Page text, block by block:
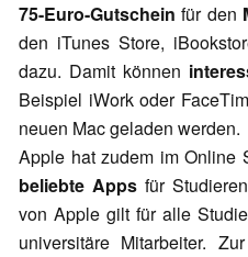
75-Euro-Gutschein für den
den iTunes Store,
dazu. Damit können
Beispiel iWork oder
neuen Mac geladen werden.
Apple hat zudem im Online
beliebte Apps für
von Apple gilt für alle
universitäre Mitarbeiter.